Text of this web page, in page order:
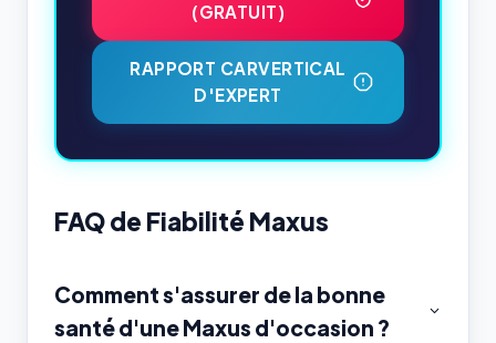
(GRATUIT)
RAPPORT CARVERTICAL
D'EXPERT
FAQ de Fiabilité Maxus
Comment s'assurer de la bonne
santé d'une Maxus d'occasion ?